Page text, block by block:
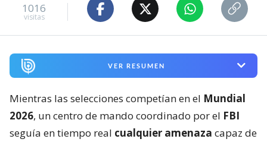
1016
visitas
VER RESUMEN
Mientras las selecciones competían en el Mundial
2026, un centro de mando coordinado por el FBI
seguía en tiempo real cualquier amenaza capaz de